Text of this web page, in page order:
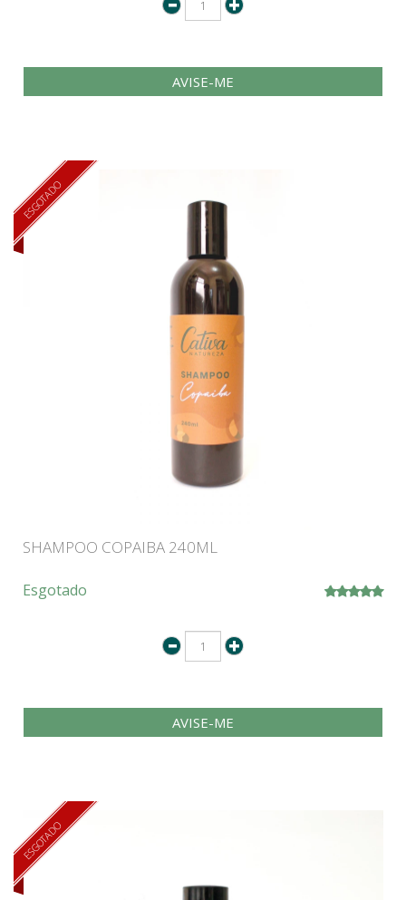
AVISE-ME
ESGOTADO
SHAMPOO COPAIBA 240ML
Esgotado
AVISE-ME
ESGOTADO